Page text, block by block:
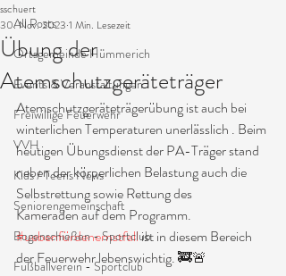
All Posts
Ortsgemeinde Hümmerich
Events & Veranstaltungen
Freiwillige Feuerwehr
VVH
Kids / Teens News
Seniorengemeinschaft
Bogenschießen - Sportclub
Fußballverein - Sportclub
Übung der
Atemschutzgeräteträger
sschuert
30. Nov. 2023 1 Min. Lesezeit
Atemschutzgeräteträgerübung ist auch bei
winterlichen Temperaturen unerlässlich . Beim
heutigen Übungsdienst der PA-Träger stand
neben der körperlichen Belastung auch die
Selbstrettung sowie Rettung des
Kameraden auf dem Programm.
#uebenfürdenernstfall ist in diesem Bereich
der Feuerwehr lebenswichtig. 🚒🚨